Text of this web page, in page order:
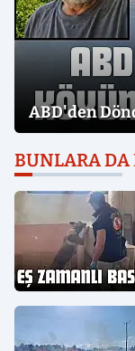
ABD'den
BUNLARA DA